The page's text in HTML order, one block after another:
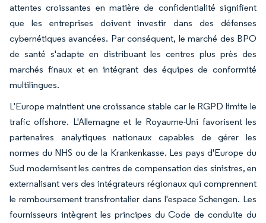
attentes croissantes en matière de confidentialité signifient
que les entreprises doivent investir dans des défenses
cybernétiques avancées. Par conséquent, le marché des BPO
de santé s'adapte en distribuant les centres plus près des
marchés finaux et en intégrant des équipes de conformité
multilingues.
L'Europe maintient une croissance stable car le RGPD limite le
trafic offshore. L'Allemagne et le Royaume-Uni favorisent les
partenaires analytiques nationaux capables de gérer les
normes du NHS ou de la Krankenkasse. Les pays d'Europe du
Sud modernisent les centres de compensation des sinistres, en
externalisant vers des intégrateurs régionaux qui comprennent
le remboursement transfrontalier dans l'espace Schengen. Les
fournisseurs intègrent les principes du Code de conduite du